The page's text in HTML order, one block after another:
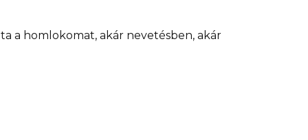
a homlokomat, akár nevetésben, akár